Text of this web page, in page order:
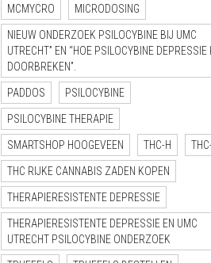
MCMYCRO MICRODOSING
NIEUW ONDERZOEK PSILOCYBINE BIJ UMC
UTRECHT” EN “HOE PSILOCYBINE DEPRESSIE
DOORBREKEN”.
PADDOS PSILOCYBINE
PSILOCYBINE THERAPIE
SMARTSHOP HOOGEVEEN THC-H
THC RIJKE CANNABIS ZADEN KOPEN
THERAPIERESISTENTE DEPRESSIE
THERAPIERESISTENTE DEPRESSIE EN UMC
UTRECHT PSILOCYBINE ONDERZOEK